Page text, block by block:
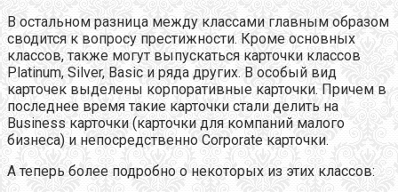
В остальном разница между классами главным образом
сводится к вопросу престижности. Кроме основных
классов, также могут выпускаться карточки классов
Platinum, Silver, Basic и ряда других. В особый вид
карточек выделены корпоративные карточки. Причем в
последнее время такие карточки стали делить на
Business карточки (карточки для компаний малого
бизнеса) и непосредственно Corporate карточки.
А теперь более подробно о некоторых из этих классов: